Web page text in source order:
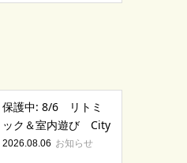
保護中: 8/6 リトミ
ック＆室内遊び City
2026.08.06 お知らせ